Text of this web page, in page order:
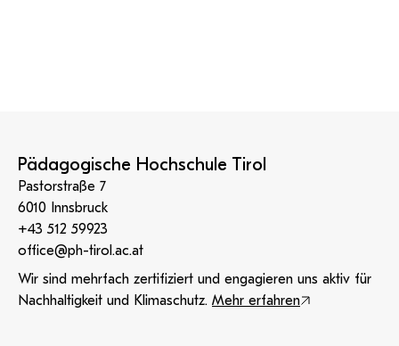
Pädagogische Hochschule Tirol
Pastorstraße 7
6010 Innsbruck
+43 512 59923
office@ph-tirol.ac.at
Wir sind mehrfach zertifiziert und engagieren uns aktiv für
Nachhaltigkeit und Klimaschutz. Mehr erfahren